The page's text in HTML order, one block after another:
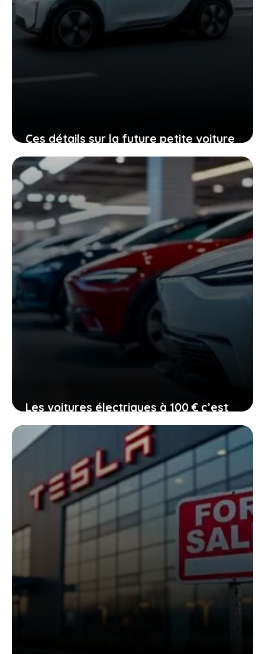
Ces détails sur la future petite voiture
électrique de kia montrent qu’elle va
changer la donne
21 janvier 2026
Les voitures électriques à 100 € c’est
fini, mais une nouvelle ère s’ouvre
devant vous
19 janvier 2026